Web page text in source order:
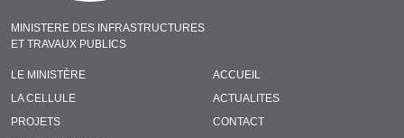
MINISTERE DES INFRASTRUCTURES
ET TRAVAUX PUBLICS
LE MINISTÈRE
LA CELLULE
PROJETS
ACCUEIL
ACTUALITES
CONTACT